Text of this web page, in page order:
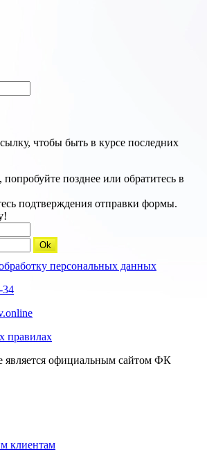
чтобы быть в курсе последних
позднее или обратитесь в
подтверждения отправки формы.
Ok
персональных данных
34
правилах
является официальным сайтом ФК
клиентам